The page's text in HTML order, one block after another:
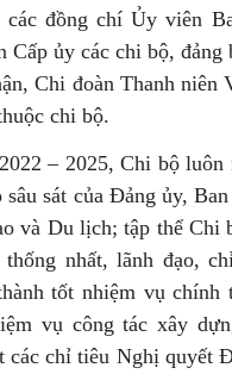
đồng chí Ủy viên
Cấp ủy các chi bộ, đảng
Chi đoàn Thanh niên
chi bộ.
– 2025, Chi bộ luôn
sâu sát của Đảng ủy,
và Du lịch; tập thể Chi
nhất, lãnh đạo,
tốt nhiệm vụ chính
vụ công tác xây
các chỉ tiêu Nghị quyết